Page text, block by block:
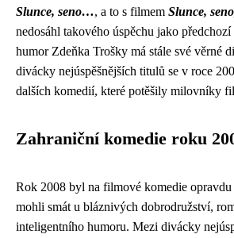
Slunce, seno…, a to s filmem Slunce,
nedosáhl takového úspěchu jako
humor Zdeňka Trošky má stále své věrné
divácky nejúspěšnějších titulů se v roce
dalších komedií, které potěšily milovníky
Zahraniční komedie roku
Rok 2008 byl na filmové komedie
mohli smát u bláznivých dobrodružství,
inteligentního humoru. Mezi divácky